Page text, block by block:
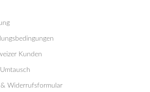
Kunden
Widerrufsformular